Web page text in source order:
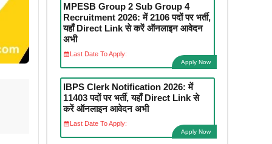
MPESB Group 2 Sub Group 4
Recruitment 2026: में 2106 पदों पर भर्ती,
यहाँ Direct Link से करें ऑनलाइन आवेदन
अभी
Last Date To Apply:
Apply Now
IBPS Clerk Notification 2026: में
11403 पदों पर भर्ती, यहाँ Direct Link से
करें ऑनलाइन आवेदन अभी
Last Date To Apply:
Apply Now